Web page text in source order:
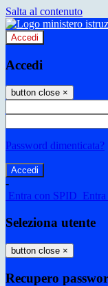
Salta al contenuto
Accedi
Accedi
button close ×
Password dimenticata?
-
Entra con SPID
Seleziona utente
button close ×
Recupero